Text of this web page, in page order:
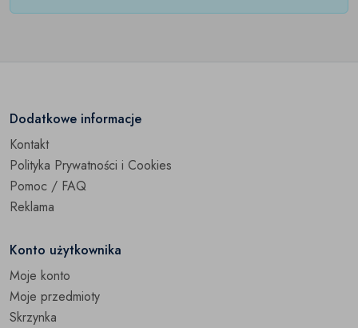
Podłoża ogrodowe (0)
Rośliny
Pozostałe Ogród
Dodatkowe informacje
Kontakt
Polityka Prywatności i Cookies
Pomoc / FAQ
Reklama
Konto użytkownika
Moje konto
Moje przedmioty
Skrzynka